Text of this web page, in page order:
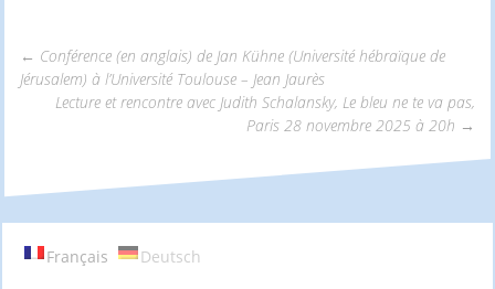
Navigation
des
articles
← Conférence (en anglais) de Jan Kühne (Université hébraïque de
Jérusalem) à l’Université Toulouse – Jean Jaurès
Lecture et rencontre avec Judith Schalansky, Le bleu ne te va pas,
Paris 28 novembre 2025 à 20h →
Français Deutsch